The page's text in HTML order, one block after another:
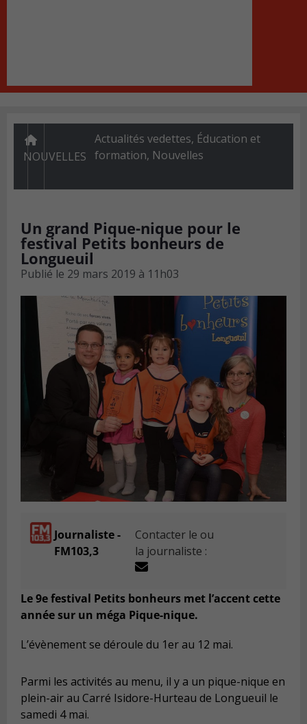
NOUVELLES
Actualités vedettes, Éducation et
formation, Nouvelles
Un grand Pique-nique pour le
festival Petits bonheurs de
Longueuil
Publié le 29 mars 2019 à 11h03
Journaliste -
FM103,3
Contacter le ou
la journaliste :
Le 9e festival Petits bonheurs met l’accent cette
année sur un méga Pique-nique.
L’évènement se déroule du 1er au 12 mai.
Parmi les activités au menu, il y a un pique-nique en
plein-air au Carré Isidore-Hurteau de Longueuil le
samedi 4 mai.